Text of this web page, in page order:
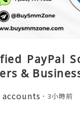
PayPal
&
3小時前